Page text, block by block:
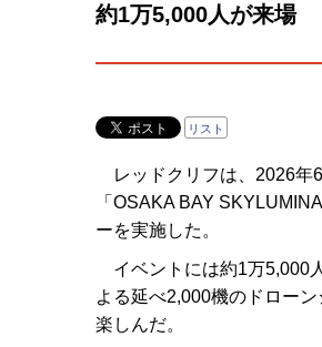
約1万5,000人が来場
リスト
レッドクリフは、2026年
「OSAKA BAY
ーを実施した。
イベントには約1万5,000
よる延べ2,000機のドロー
楽しんだ。